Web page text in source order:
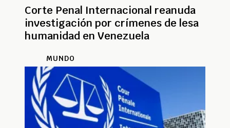
Corte Penal Internacional reanuda
investigación por crímenes de lesa
humanidad en Venezuela
MUNDO